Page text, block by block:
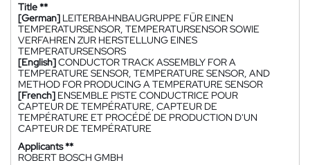
Title **
[German] LEITERBAHNBAUGRUPPE FÜR EINEN
TEMPERATURSENSOR, TEMPERATURSENSOR SOWIE
VERFAHREN ZUR HERSTELLUNG EINES
TEMPERATURSENSORS
[English]CONDUCTOR TRACK ASSEMBLY FOR A
TEMPERATURE SENSOR, TEMPERATURE SENSOR, AND
METHOD FOR PRODUCING A TEMPERATURE SENSOR
[French] ENSEMBLE PISTE CONDUCTRICE POUR
CAPTEUR DE TEMPÉRATURE, CAPTEUR DE
TEMPÉRATURE ET PROCÉDÉ DE PRODUCTION D'UN
CAPTEUR DE TEMPÉRATURE
Applicants **
ROBERT BOSCH GMBH